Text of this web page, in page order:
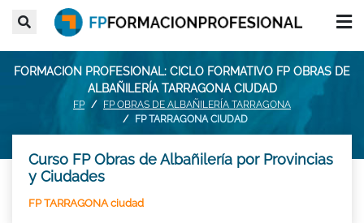
FORMACION PROFESIONAL: CICLO FORMATIVO FP OBRAS DE
ALBAÑILERÍA TARRAGONA CIUDAD
FP
FP OBRAS DE ALBAÑILERÍA TARRAGONA
FP TARRAGONA CIUDAD
Curso FP Obras de Albañilería por Provincias
y Ciudades
FP TARRAGONA ciudad